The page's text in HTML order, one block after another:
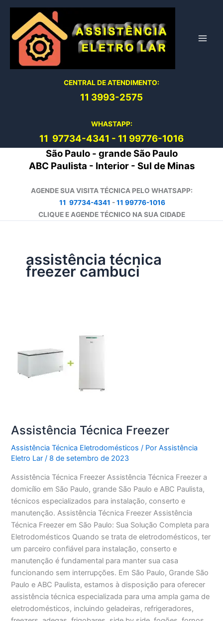
conteúdo
CENTRAL DE ATENDIMENTO:
11 3993-2575
WHASTAPP:
11 97734-4341 - 11 99776-1016
São Paulo - grande São Paulo
ABC Paulista - Interior - Sul de Minas
AGENDE SUA VISITA TÉCNICA PELO WHATSAPP:
11 97734-4341 -11 99776-1016
CLIQUE E AGENDE TÉCNICO NA SUA CIDADE
assistência técnica
freezer cambuci
Assistência Técnica Freezer
Assistência Técnica Eletrodomésticos / PorAssistência
Eletro Lar/ 8 de setembro de 2023
Assistência Técnica Freezer Assistência Técnica Freezer a
domicílio em São Paulo, grande São Paulo e ABC Paulista,
técnicos especializados para instalação, conserto e
manutenção. Assistência Técnica Freezer Assistência
Técnica Freezer em São Paulo: Sua Solução Completa para
Eletrodomésticos Quando se trata de eletrodomésticos, ter
um parceiro confiável para instalação, conserto e
manutenção é fundamental para manter sua casa
funcionando sem interrupções. Em São Paulo, Grande São
Paulo e ABC Paulista, estamos à disposição para oferecer
assistência técnica especializada para uma ampla gama de
eletrodomésticos, incluindo geladeiras, refrigeradores,